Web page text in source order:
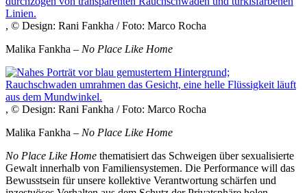
, © Design: Rani Fankha / Foto: Marco Rocha
Malika Fankha – No Place Like Home
, © Design: Rani Fankha / Foto: Marco Rocha
Malika Fankha – No Place Like Home
No Place Like Home thematisiert das Schweigen über sexualisierte
Gewalt innerhalb von Familiensystemen. Die Performance will das
Bewusstsein für unsere kollektive Verantwortung schärfen und